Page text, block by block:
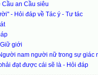
an Cầu siêu
- Hỏi đáp về Tác ý - Tư tác
giới
nam người nữ trong sự giác
đạt được cái sẽ là - Hỏi đáp